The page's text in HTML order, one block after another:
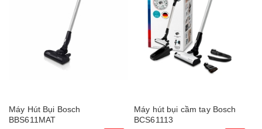
Máy Hút Bụi Bosch
BBS611MAT
Máy hút bụi cầm tay Bosch
BCS61113